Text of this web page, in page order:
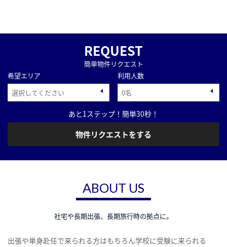
REQUEST
簡単物件リクエスト
希望エリア
利用人数
あと1ステップ！簡単30秒！
物件リクエストをする
ABOUT US
社宅や長期出張、長期旅行時の拠点に。
出張や単身赴任で来られる方はもちろん学校に受験に来られる